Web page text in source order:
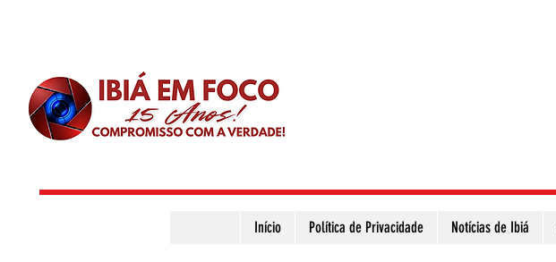
Início Política de Privacidade Notícias de Ibiá